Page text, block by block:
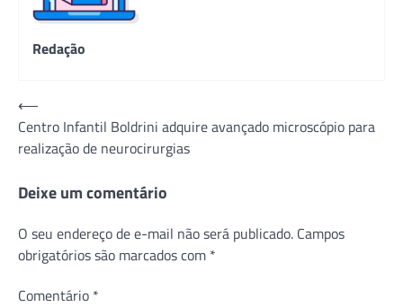
Redação
Navegação
de
Post
⟵
Centro Infantil Boldrini adquire avançado microscópio para
realização de neurocirurgias
Deixe um comentário
O seu endereço de e-mail não será publicado. Campos
obrigatórios são marcados com *
Comentário *